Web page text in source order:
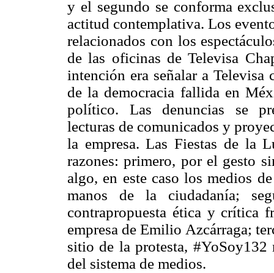
y el segundo se conforma
actitud contemplativa. Los
relacionados con los
de las oficinas de Televisa
intención era señalar a
de la democracia fallida en
político. Las denuncias se
lecturas de comunicados y
la empresa. Las Fiestas de la
razones: primero, por el gesto
algo, en este caso los medios
manos de la ciudadanía;
contrapropuesta ética y crítica
empresa de Emilio Azcárraga;
sitio de la protesta,
del sistema de medios.